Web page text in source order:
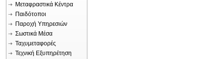
Μεταφραστικά Κέντρα
Παιδότοποι
Παροχή Υπηρεσιών
Σωστικά Μέσα
Ταχυμεταφορές
Τεχνική Εξυπηρέτηση